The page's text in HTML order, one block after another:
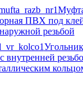
ПВХ под
наружной резьбой